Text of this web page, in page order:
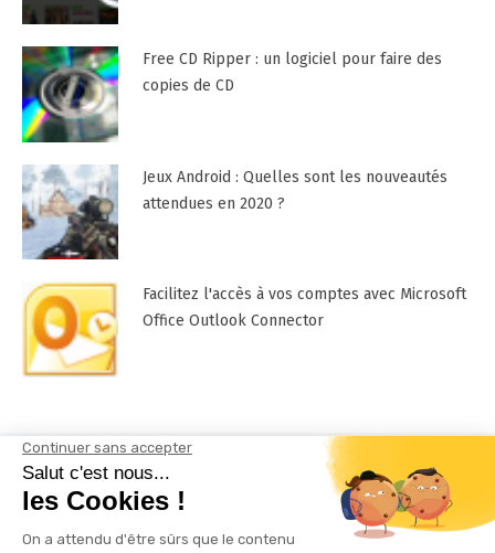
Free CD Ripper : un logiciel pour faire des
copies de CD
Jeux Android : Quelles sont les nouveautés
attendues en 2020 ?
Facilitez l'accès à vos comptes avec Microsoft
Office Outlook Connector
Mentions Légales